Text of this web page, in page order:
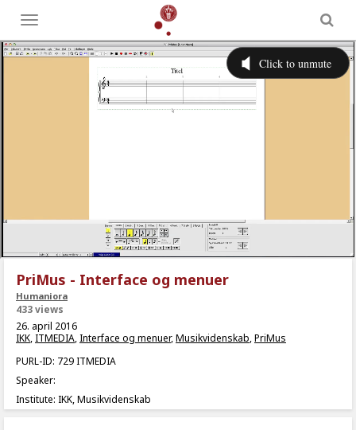
Toggle
menu
PriMus - Interface og menuer
Humaniora
433 views
26. april 2016
IKK,ITMEDIA,Interface og menuer,Musikvidenskab,PriMus
PURL-ID: 729 ITMEDIA
Speaker:
Institute: IKK, Musikvidenskab